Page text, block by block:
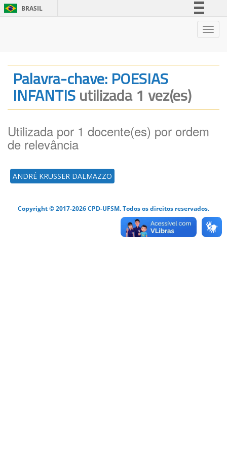
BRASIL
Legislação
Canais
Palavra-chave: POESIAS
INFANTISutilizada 1 vez(es)
Utilizada por 1 docente(es) por ordem
de relevância
ANDRÉ KRUSSER DALMAZZO
Copyright © 2017-2026 CPD-UFSM. Todos os direitos reservados.